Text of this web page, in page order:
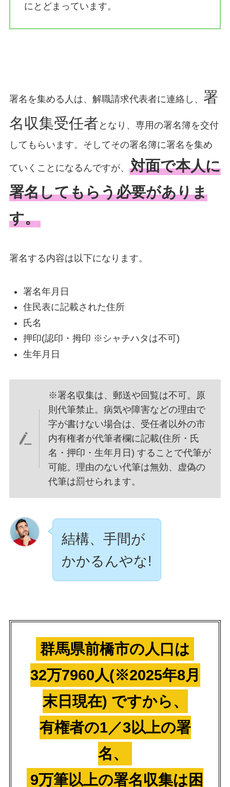
にとどまっています。
署名を集める人は、解職請求代表者に連絡し、 署
名収集受任者 となり、専用の署名簿を交付
してもらいます。そしてその署名簿に署名を集め
ていくことになるんですが、 対面で本人に
署名してもらう必要がありま
す。
署名する内容は以下になります。
署名年月日
住民表に記載された住所
氏名
押印(認印・拇印 ※シャチハタは不可)
生年月日
※署名収集は、郵送や回覧は不可。原
則代筆禁止。病気や障害などの理由で
字が書けない場合は、受任者以外の市
内有権者が代筆者欄に記載(住所・氏
名・押印・生年月日) することで代筆が
可能。理由のない代筆は無効、虚偽の
代筆は罰せられます。
結構、手間が
かかるんやな!
群馬県前橋市の人口は
32万7960人(※2025年8月
末日現在) ですから、
有権者の1／3以上の署
名、
9万筆以上の署名収集は困